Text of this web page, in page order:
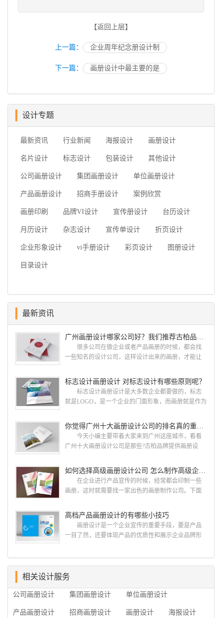
【返回上层】
上一篇： 企业周年纪念册设计制
下一篇： 画册设计中最主要的是
设计专题
最新资讯 行业新闻 海报设计 画册设计
名片设计 标志设计 包装设计 其他设计
公司画册设计 集团画册设计 单位画册设计
产品画册设计 招商手册设计 案例欣赏
画册印刷 品牌VI设计 宣传册设计 台历设计
月历设计 杂志设计 宣传单设计 折页设计
企业形象设计 vi手册设计 彩页设计 图册设计
目录设计
最新资讯
很多公司在做企业或者产品画册的时候，都会找
一些知名的设计公司，这样设计出来的画册，才能让
就给大家说说广州画册设计找哪家公司。 广州画
册设计哪家公司好？本地人都会选择古柏品牌设
计 广州古柏品牌设计有限公司成立于2004年，是
由一群专业、独特的IT精英组成的团队。一直以来，
国网络应用的现状和趋势有很深的...
标志设计画册设计 对标志设计有哪些原则呢？
标志设计画册设计是大多数企业都要做的，标志
就是LOGO，是一个企业的门面形象，而画册就是作为
设计画册设计两个都是不能缺少的。标志设计画册设
计 简练、概括、完美!即要成功到几乎找不至更好
的替代方案的程度是我们的目标，其难度比之其它任
何艺术设计都要大得多。因此古柏品牌设计对标志设
用目的、适用范畴并深刻...
今天小编主要带着大家来到广州这座城市，看看
广州十大画册设计公司是那些?古柏品牌提供画册设
计经验,服务过3000多家的广州集团/单位/产品/目录画
册设计/印刷公司。相信不少喜欢设计的小伙伴都会对
今天的内容感兴趣吧! 一、广州的古柏设计 古
柏品牌设计系品牌策划与推广，企业vi形象设计、平面
广的专业...
在企业进行产品宣传的时候，经常都会印制一些
画册，这时就需要找一家出色的画册制作公司。下面
司，怎么制作高级企业画册?高级画册设计公司 如
何选择高级画册设计公司 首先是员工的能力是否
过硬。这包括调研人员观察捕捉信息、与企业顺利沟
通进而获取重要信息的能力;摄影人员拍摄出真实有效
练掌握制作软件，深谙画册设...
高档产品画册设计的有哪些小技巧
画册设计是一个企业宣传的重要手段，要是产品
一目了然，还要体现产品的优质性和展示企业品牌形
产品画册设计要注重企业文化，引起客户关注 现
在企业都在使用产品画册来进行市场宣传，高档产品
个成功的高档产品画册设计，能够将一个公司的企业
相关设计服务
公司画册设计 集团画册设计 单位画册设计
产品画册设计 招商画册设计 画册设计 海报设计